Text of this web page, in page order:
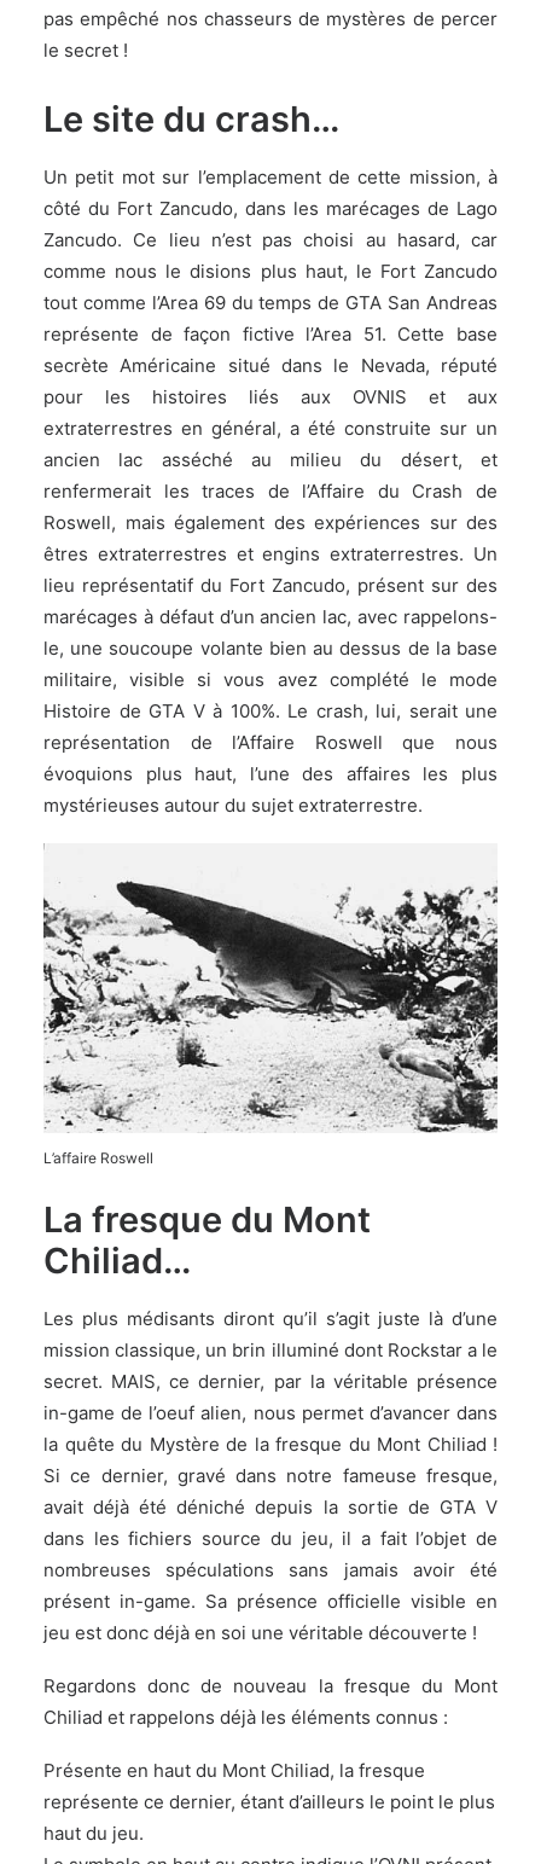
pas empêché nos chasseurs de mystères de percer
le secret !
Le site du crash…
Un petit mot sur l’emplacement de cette mission, à
côté du Fort Zancudo, dans les marécages de Lago
Zancudo. Ce lieu n’est pas choisi au hasard, car
comme nous le disions plus haut, le Fort Zancudo
tout comme l’Area 69 du temps de GTA San Andreas
représente de façon fictive l’Area 51. Cette base
secrète Américaine situé dans le Nevada, réputé
pour les histoires liés aux OVNIS et aux
extraterrestres en général, a été construite sur un
ancien lac asséché au milieu du désert, et
renfermerait les traces de l’Affaire du Crash de
Roswell, mais également des expériences sur des
êtres extraterrestres et engins extraterrestres. Un
lieu représentatif du Fort Zancudo, présent sur des
marécages à défaut d’un ancien lac, avec rappelons-
le, une soucoupe volante bien au dessus de la base
militaire, visible si vous avez complété le mode
Histoire de GTA V à 100%. Le crash, lui, serait une
représentation de l’Affaire Roswell que nous
évoquions plus haut, l’une des affaires les plus
mystérieuses autour du sujet extraterrestre.
L’affaire Roswell
La fresque du Mont
Chiliad…
Les plus médisants diront qu’il s’agit juste là d’une
mission classique, un brin illuminé dont Rockstar a le
secret. MAIS, ce dernier, par la véritable présence
in-game de l’oeuf alien, nous permet d’avancer dans
la quête du Mystère de la fresque du Mont Chiliad !
Si ce dernier, gravé dans notre fameuse fresque,
avait déjà été déniché depuis la sortie de GTA V
dans les fichiers source du jeu, il a fait l’objet de
nombreuses spéculations sans jamais avoir été
présent in-game. Sa présence officielle visible en
jeu est donc déjà en soi une véritable découverte !
Regardons donc de nouveau la fresque du Mont
Chiliad et rappelons déjà les éléments connus :
Présente en haut du Mont Chiliad, la fresque
représente ce dernier, étant d’ailleurs le point le plus
haut du jeu.